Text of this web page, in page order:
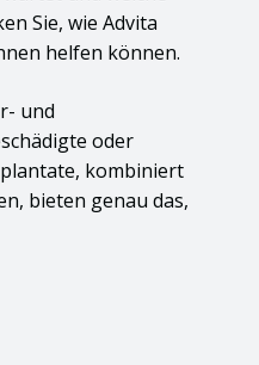
Sie, wie Advita
helfen können.
und
oder
kombiniert
bieten genau das,